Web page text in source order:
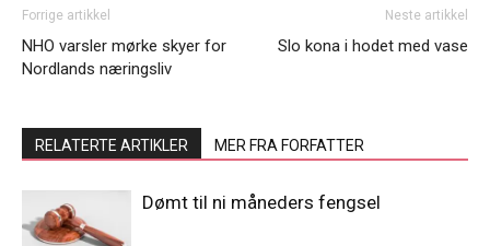
Forrige artikkel
NHO varsler mørke skyer for
Nordlands næringsliv
Neste artikkel
Slo kona i hodet med vase
RELATERTE ARTIKLER MER FRA FORFATTER
Dømt til ni måneders fengsel